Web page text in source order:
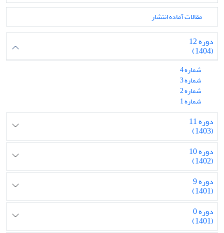
مقالات آماده انتشار
دوره 12
(1404)
شماره 4
شماره 3
شماره 2
شماره 1
دوره 11
(1403)
دوره 10
(1402)
دوره 9
(1401)
دوره 0
(1401)